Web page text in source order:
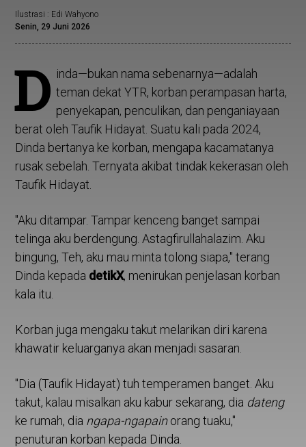
Ilustrasi : Edi Wahyono
Senin, 29 Juni 2026
D inda—bukan nama sebenarnya—adalah
teman dekat YTR, korban perampasan harta,
penyekapan, penculikan, dan penganiayaan
berat oleh Taufik Hidayat. Suatu kali pada 2024,
Dinda bertanya ke korban, mengapa kacamatanya
rusak sebelah. Ternyata akibat tindak kekerasan oleh
Taufik Hidayat.
"Aku ditampar. Tampar kenceng banget sampai
telinga aku berdengung. Astagfirullahalazim. Aku
bingung, Teh, aku mau minta tolong siapa," terang
Dinda kepada detikX, menirukan penjelasan korban
kala itu.
Korban juga mengaku takut melarikan diri karena
khawatir keluarganya akan menjadi sasaran.
"Dia (Taufik Hidayat) tuh temperamen banget. Aku
takut, kalau misalkan aku kabur sekarang, dia dateng
ke rumah, dia ngapa-ngapainorang tuaku,"
penuturan korban kepada Dinda.